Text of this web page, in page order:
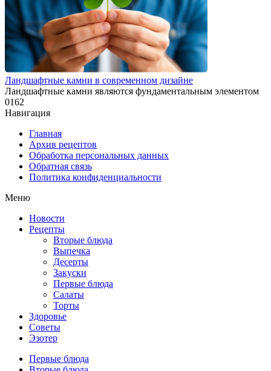
Ландшафтные камни в современном дизайне
Ландшафтные камни являются фундаментальным элементом
0162
Навигация
Главная
Архив рецептов
Обработка персональных данных
Обратная связь
Политика конфиденциальности
Меню
Новости
Рецепты
Вторые блюда
Выпечка
Десерты
Закуски
Первые блюда
Салаты
Торты
Здоровье
Советы
Эзотер
Первые блюда